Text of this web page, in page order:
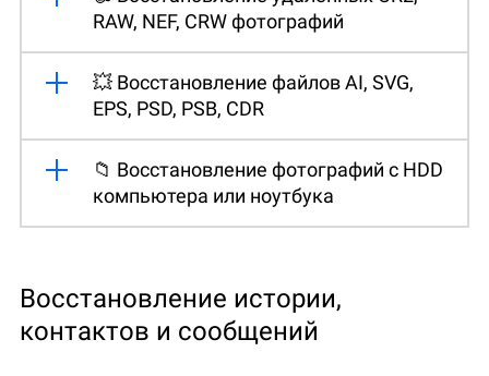
RAW, NEF, CRW фотографий
💥 Восстановление файлов AI, SVG,
EPS, PSD, PSB, CDR
📁 Восстановление фотографий с HDD
компьютера или ноутбука
Восстановление истории,
контактов и сообщений